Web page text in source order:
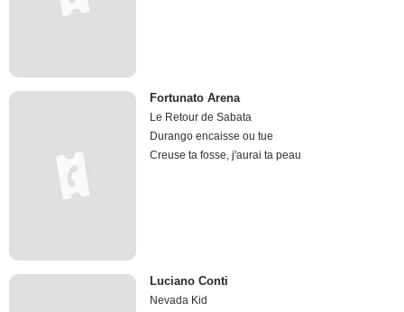
Fortunato Arena
Le Retour de Sabata
Durango encaisse ou tue
Creuse ta fosse, j'aurai ta peau
Luciano Conti
Nevada Kid